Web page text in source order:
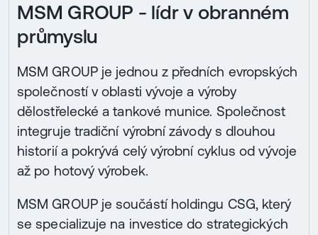
MSM GROUP - lídr v obranném
průmyslu
MSM GROUP je jednou z předních evropských
společností v oblasti vývoje a výroby
dělostřelecké a tankové munice. Společnost
integruje tradiční výrobní závody s dlouhou
historií a pokrývá celý výrobní cyklus od vývoje
až po hotový výrobek.
MSM GROUP je součástí holdingu CSG, který
se specializuje na investice do strategických